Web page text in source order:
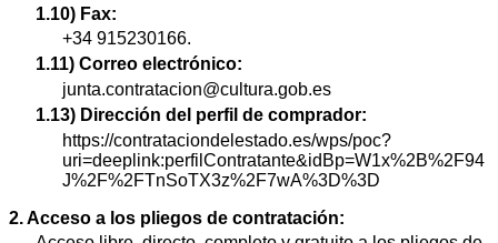
1.10) Fax:
+34 915230166.
1.11) Correo electrónico:
junta.contratacion@cultura.gob.es
1.13) Dirección del perfil de comprador:
https://contrataciondelestado.es/wps/poc?
uri=deeplink:perfilContratante&idBp=W1x%2B%2F94
J%2F%2FTnSoTX3z%2F7wA%3D%3D
2. Acceso a los pliegos de contratación: